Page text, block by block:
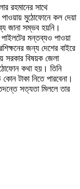
রহমানের সাথে
মুঠোফোনে কল দেয়া
জানা সম্ভব হয়নি।
পাইলটের মন্তব্যও পাওয়া
জন্য দেশের বাইরে
সরকার বিষয়ক জেলা
কথা হয়। তিনি
টাকা নিতে পারবেনা।
সত্যতা মিললে তার